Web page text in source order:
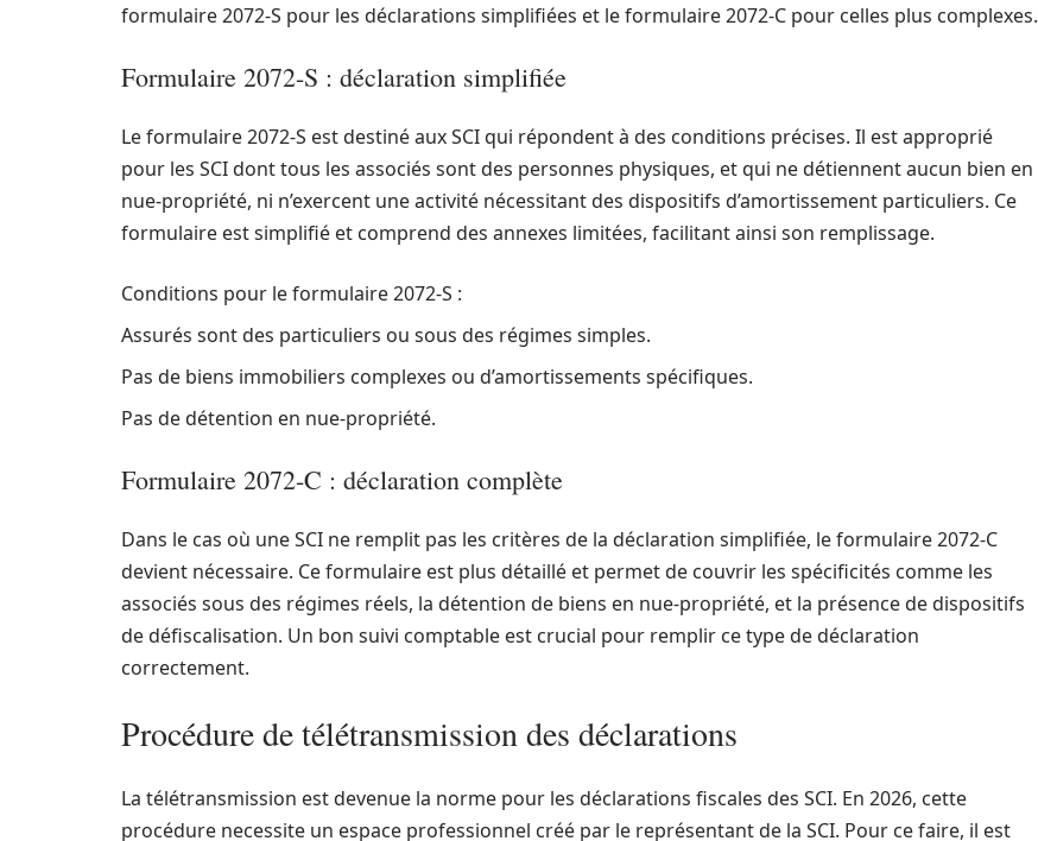
formulaire 2072-S pour les déclarations simplifiées et le formulaire 2072-C pour celles plus complexes.
Formulaire 2072-S : déclaration simplifiée
Le formulaire 2072-S est destiné aux SCI qui répondent à des conditions précises. Il est approprié
pour les SCI dont tous les associés sont des personnes physiques, et qui ne détiennent aucun bien en
nue-propriété, ni n’exercent une activité nécessitant des dispositifs d’amortissement particuliers. Ce
formulaire est simplifié et comprend des annexes limitées, facilitant ainsi son remplissage.
Conditions pour le formulaire 2072-S :
Assurés sont des particuliers ou sous des régimes simples.
Pas de biens immobiliers complexes ou d’amortissements spécifiques.
Pas de détention en nue-propriété.
Formulaire 2072-C : déclaration complète
Dans le cas où une SCI ne remplit pas les critères de la déclaration simplifiée, le formulaire 2072-C
devient nécessaire. Ce formulaire est plus détaillé et permet de couvrir les spécificités comme les
associés sous des régimes réels, la détention de biens en nue-propriété, et la présence de dispositifs
de défiscalisation. Un bon suivi comptable est crucial pour remplir ce type de déclaration
correctement.
Procédure de télétransmission des déclarations
La télétransmission est devenue la norme pour les déclarations fiscales des SCI. En 2026, cette
procédure necessite un espace professionnel créé par le représentant de la SCI. Pour ce faire, il est